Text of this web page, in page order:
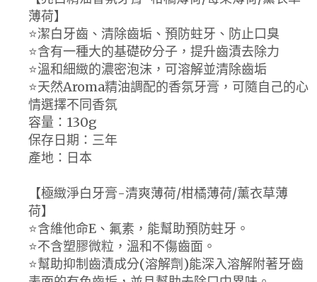
薄荷】
⭐️潔白牙齒、清除齒垢、預防蛀牙、防止口臭
⭐️含有一種大的基礎矽分子，提升齒漬去除力
⭐️溫和細緻的濃密泡沫，可溶解並清除齒垢
⭐️天然Aroma精油調配的香氛牙膏，可隨自己的心
情選擇不同香氛
容量：130g
保存日期：三年
產地：日本
【極緻淨白牙膏-清爽薄荷/柑橘薄荷/薰衣草薄
荷】
⭐️含維他命E、氟素，能幫助預防蛀牙。
⭐️不含塑膠微粒，溫和不傷齒面。
⭐️幫助抑制齒漬成分(溶解劑)能深入溶解附著牙齒